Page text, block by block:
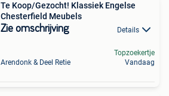
Te Koop/Gezocht! Klassiek Engelse
Chesterfield Meubels
Zie omschrijving Details
Arendonk & Deel Retie
Topzoekertje
Vandaag